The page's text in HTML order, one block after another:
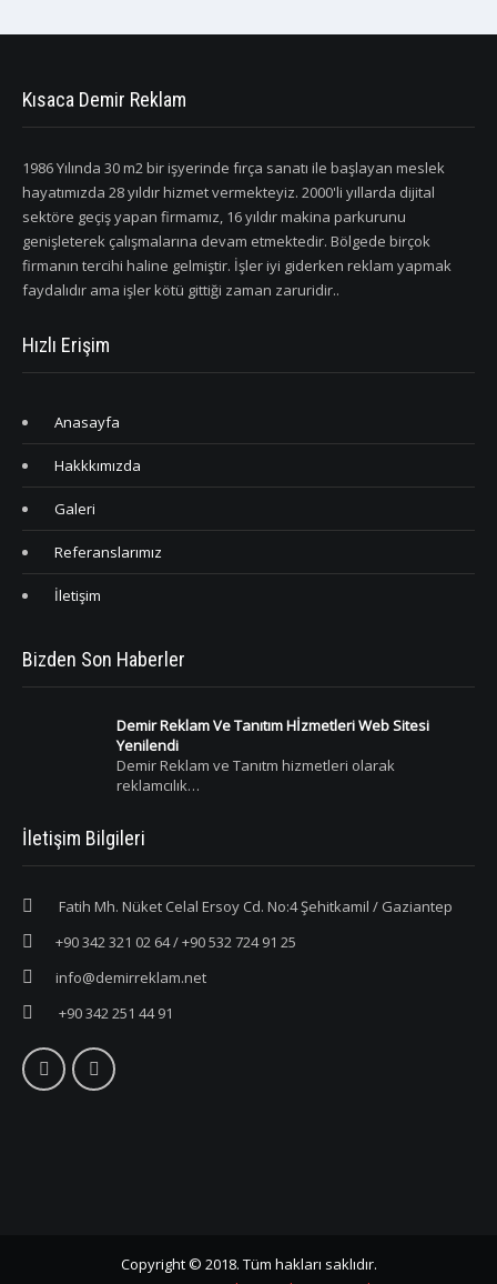
Kısaca Demir Reklam
1986 Yılında 30 m2 bir işyerinde fırça sanatı ile başlayan meslek
hayatımızda 28 yıldır hizmet vermekteyiz. 2000'li yıllarda dijital
sektöre geçiş yapan firmamız, 16 yıldır makina parkurunu
genişleterek çalışmalarına devam etmektedir. Bölgede birçok
firmanın tercihi haline gelmiştir. İşler iyi giderken reklam yapmak
faydalıdır ama işler kötü gittiği zaman zaruridir..
Hızlı Erişim
Anasayfa
Hakkkımızda
Galeri
Referanslarımız
İletişim
Bizden Son Haberler
Demir Reklam Ve Tanıtım Hİzmetleri Web Sitesi
Yenilendi
Demir Reklam ve Tanıtm hizmetleri olarak
reklamcılık…
İletişim Bilgileri
Fatih Mh. Nüket Celal Ersoy Cd. No:4 Şehitkamil / Gaziantep
+90 342 321 02 64 / +90 532 724 91 25
info@demirreklam.net
+90 342 251 44 91
Copyright © 2018. Tüm hakları saklıdır.